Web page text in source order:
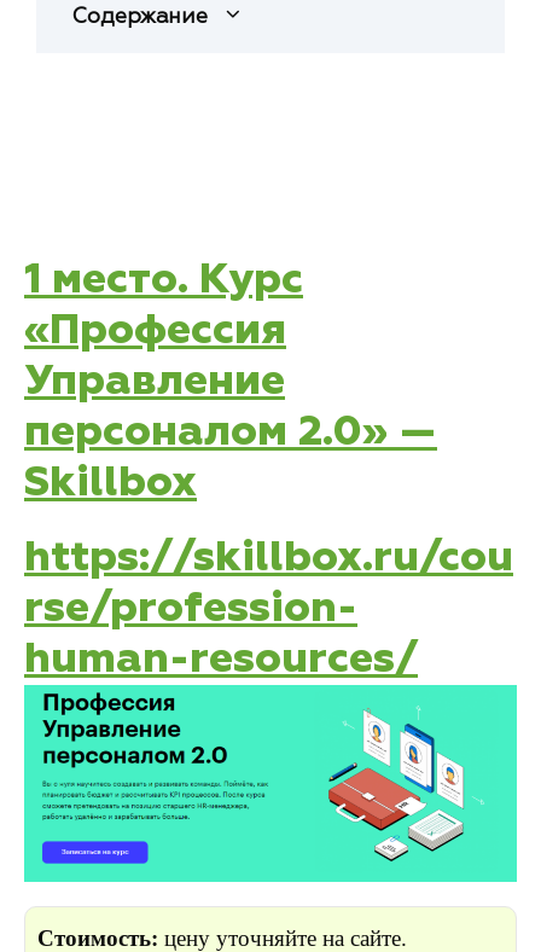
Содержание
1 место. Курс
«Профессия
Управление
персоналом 2.0» —
Skillbox
https://skillbox.ru/cou
rse/profession-
human-resources/
Стоимость: цену уточняйте на сайте.